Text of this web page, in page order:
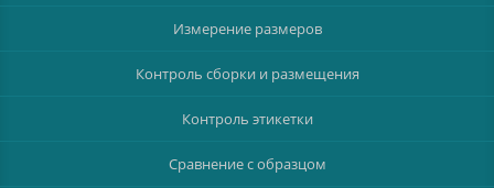
Измерение размеров
Контроль сборки и размещения
Контроль этикетки
Сравнение с образцом